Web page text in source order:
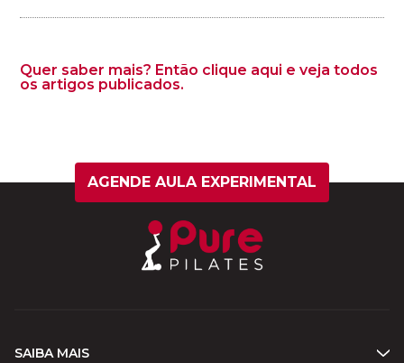
Quer saber mais? Então clique aqui e veja todos
os artigos publicados.
AGENDE AULA EXPERIMENTAL
SAIBA MAIS